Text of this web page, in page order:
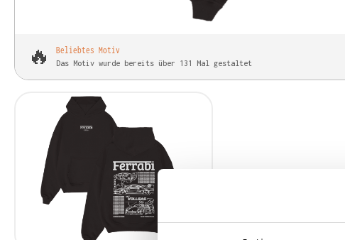
🔥 Beliebtes Motiv
Das Motiv wurde bereits über 131 Mal gestaltet